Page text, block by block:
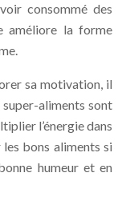
consommé des
améliore la forme
sa motivation, il
aliments sont
l’énergie dans
bons aliments si
humeur et en